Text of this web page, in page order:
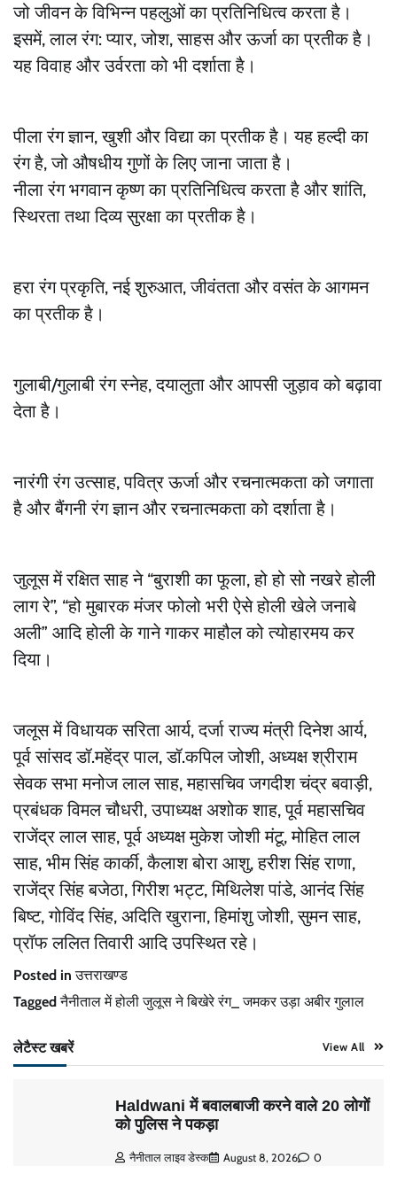
जो जीवन के विभिन्न पहलुओं का प्रतिनिधित्व करता है।
इसमें, लाल रंग: प्यार, जोश, साहस और ऊर्जा का प्रतीक है।
यह विवाह और उर्वरता को भी दर्शाता है।
पीला रंग ज्ञान, खुशी और विद्या का प्रतीक है। यह हल्दी का
रंग है, जो औषधीय गुणों के लिए जाना जाता है।
नीला रंग भगवान कृष्ण का प्रतिनिधित्व करता है और शांति,
स्थिरता तथा दिव्य सुरक्षा का प्रतीक है।
हरा रंग प्रकृति, नई शुरुआत, जीवंतता और वसंत के आगमन
का प्रतीक है।
गुलाबी/गुलाबी रंग स्नेह, दयालुता और आपसी जुड़ाव को बढ़ावा
देता है।
नारंगी रंग उत्साह, पवित्र ऊर्जा और रचनात्मकता को जगाता
है और बैंगनी रंग ज्ञान और रचनात्मकता को दर्शाता है।
जुलूस में रक्षित साह ने “बुराशी का फूला, हो हो सो नखरे होली
लाग रे”, “हो मुबारक मंजर फोलो भरी ऐसे होली खेले जनाबे
अली” आदि होली के गाने गाकर माहौल को त्योहारमय कर
दिया।
जलूस में विधायक सरिता आर्य, दर्जा राज्य मंत्री दिनेश आर्य,
पूर्व सांसद डॉ.महेंद्र पाल, डॉ.कपिल जोशी, अध्यक्ष श्रीराम
सेवक सभा मनोज लाल साह, महासचिव जगदीश चंद्र बवाड़ी,
प्रबंधक विमल चौधरी, उपाध्यक्ष अशोक शाह, पूर्व महासचिव
राजेंद्र लाल साह, पूर्व अध्यक्ष मुकेश जोशी मंटू, मोहित लाल
साह, भीम सिंह कार्की, कैलाश बोरा आशु, हरीश सिंह राणा,
राजेंद्र सिंह बजेठा, गिरीश भट्ट, मिथिलेश पांडे, आनंद सिंह
बिष्ट, गोविंद सिंह, अदिति खुराना, हिमांशु जोशी, सुमन साह,
प्रॉफ ललित तिवारी आदि उपस्थित रहे।
Posted inउत्तराखण्ड
Taggedनैनीताल में होली जुलूस ने बिखेरे रंग_ जमकर उड़ा अबीर गुलाल
लेटैस्ट खबरें View All
Haldwani में बवालबाजी करने वाले 20 लोगों
को पुलिस ने पकड़ा
नैनीताल लाइव डेस्क August 8, 2026 0